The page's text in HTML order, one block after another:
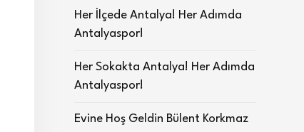
Her İlçede Antalya! Her Adımda
Antalyaspor!
Her Sokakta Antalya! Her Adımda
Antalyaspor!
Evine Hoş Geldin Bülent Korkmaz